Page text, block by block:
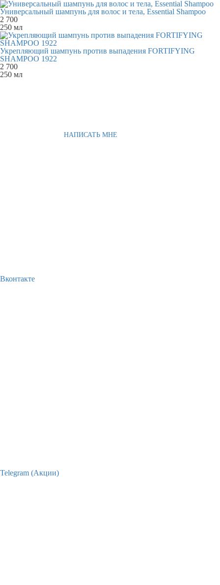
Универсальный шампунь для волос и тела, Essential Shampoo
2 700
250 мл
Укрепляющий шампунь против выпадения FORTIFYING
SHAMPOO 1922
2 700
250 мл
НАПИСАТЬ МНЕ
Вконтакте
Telegram (Акции)